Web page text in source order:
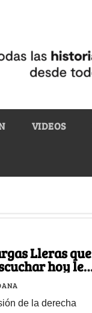
VIDEOS
Lleras que
hoy le
Cepeda
de la derecha